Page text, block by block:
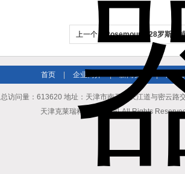
上一个： Rosemount228罗斯蒙
首页 企业简介 | 新闻资讯 | 产品
总访问量：613620 地址：天津市南开区长江道与密云
天津克莱瑞科技有限公司 All Rights